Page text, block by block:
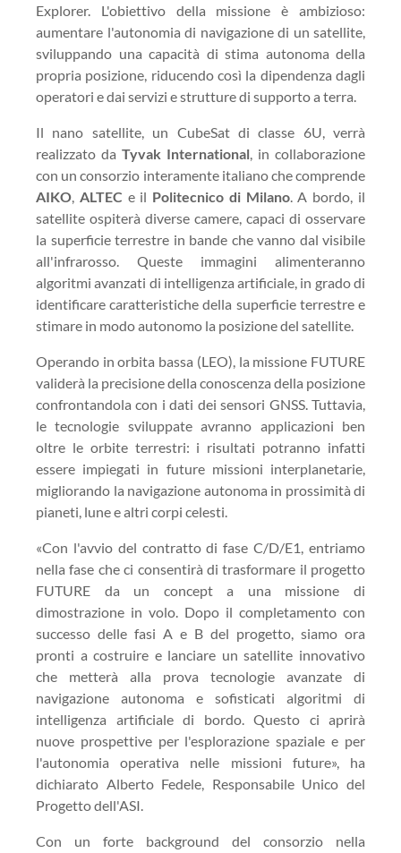
Explorer. L'obiettivo della missione è ambizioso:
aumentare l'autonomia di navigazione di un satellite,
sviluppando una capacità di stima autonoma della
propria posizione, riducendo così la dipendenza dagli
operatori e dai servizi e strutture di supporto a terra.
Il nano satellite, un CubeSat di classe 6U, verrà
realizzato da Tyvak International, in collaborazione
con un consorzio interamente italiano che comprende
AIKO, ALTEC e il Politecnico di Milano. A bordo, il
satellite ospiterà diverse camere, capaci di osservare
la superficie terrestre in bande che vanno dal visibile
all'infrarosso. Queste immagini alimenteranno
algoritmi avanzati di intelligenza artificiale, in grado di
identificare caratteristiche della superficie terrestre e
stimare in modo autonomo la posizione del satellite.
Operando in orbita bassa (LEO), la missione FUTURE
validerà la precisione della conoscenza della posizione
confrontandola con i dati dei sensori GNSS. Tuttavia,
le tecnologie sviluppate avranno applicazioni ben
oltre le orbite terrestri: i risultati potranno infatti
essere impiegati in future missioni interplanetarie,
migliorando la navigazione autonoma in prossimità di
pianeti, lune e altri corpi celesti.
«Con l'avvio del contratto di fase C/D/E1, entriamo
nella fase che ci consentirà di trasformare il progetto
FUTURE da un concept a una missione di
dimostrazione in volo. Dopo il completamento con
successo delle fasi A e B del progetto, siamo ora
pronti a costruire e lanciare un satellite innovativo
che metterà alla prova tecnologie avanzate di
navigazione autonoma e sofisticati algoritmi di
intelligenza artificiale di bordo. Questo ci aprirà
nuove prospettive per l'esplorazione spaziale e per
l'autonomia operativa nelle missioni future», ha
dichiarato Alberto Fedele, Responsabile Unico del
Progetto dell'ASI.
Con un forte background del consorzio nella